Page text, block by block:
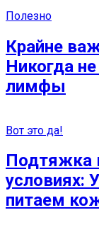
Полезно
Крайне
Никогда
лимфы
Вот это да!
Подтяжка
условиях:
питаем